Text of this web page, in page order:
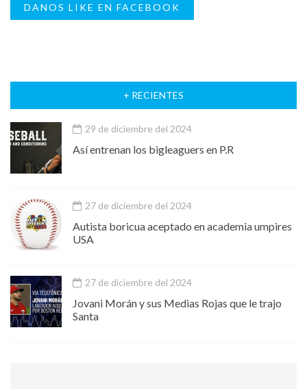
DANOS LIKE EN FACEBOOK
+ RECIENTES
29 de diciembre del 2024
Así entrenan los bigleaguers en P.R
27 de diciembre del 2024
Autista boricua aceptado en academia umpires
USA
27 de diciembre del 2024
Jovani Morán y sus Medias Rojas que le trajo
Santa